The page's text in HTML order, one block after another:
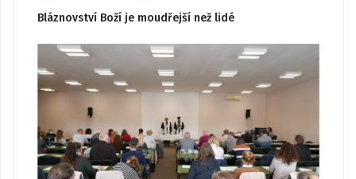
Bláznovství Boží je moudřejší než lidé